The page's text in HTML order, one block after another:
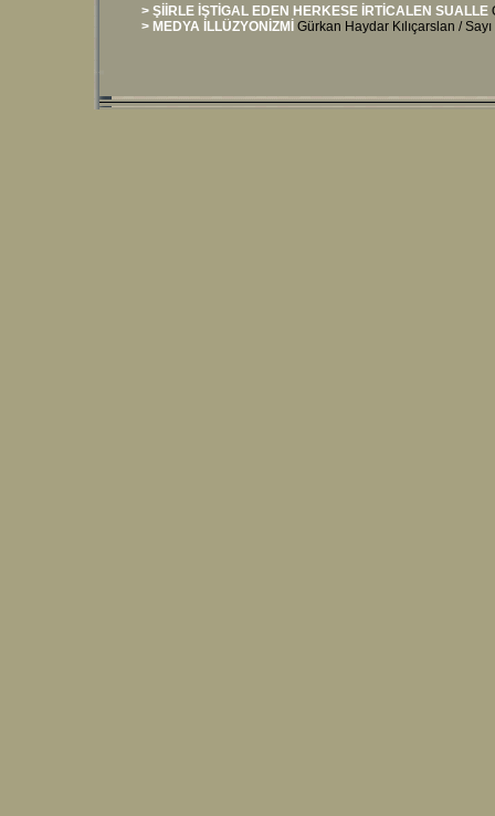
> ŞİİRLE İŞTİGAL EDEN HERKESE İRTİCALEN SUALLE
> MEDYA İLLÜZYONİZMİ Gürkan Haydar Kılıçarslan / Sayı